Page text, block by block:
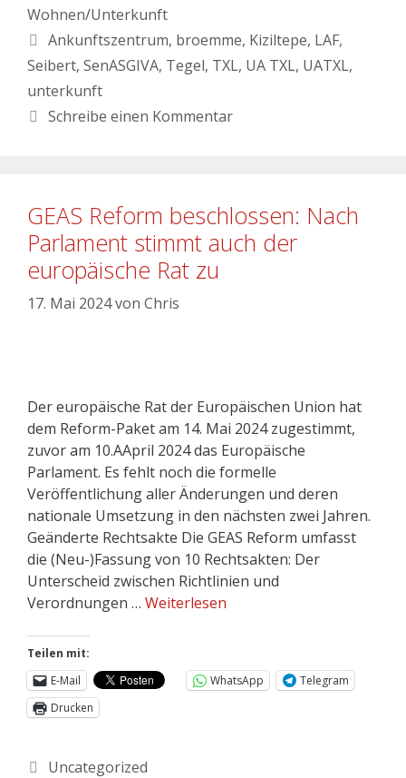
Wohnen/Unterkunft
Ankunftszentrum, broemme, Kiziltepe, LAF,
Seibert, SenASGIVA, Tegel, TXL, UA TXL, UATXL,
unterkunft
Schreibe einen Kommentar
GEAS Reform beschlossen: Nach
Parlament stimmt auch der
europäische Rat zu
17. Mai 2024von Chris
Der europäische Rat der Europäischen Union hat
dem Reform-Paket am 14. Mai 2024 zugestimmt,
zuvor am 10.AApril 2024 das Europäische
Parlament. Es fehlt noch die formelle
Veröffentlichung aller Änderungen und deren
nationale Umsetzung in den nächsten zwei Jahren.
Geänderte Rechtsakte Die GEAS Reform umfasst
die (Neu-)Fassung von 10 Rechtsakten: Der
Unterscheid zwischen Richtlinien und
Verordnungen … Weiterlesen
Teilen mit:
E-Mail
WhatsApp
Telegram
Drucken
Uncategorized